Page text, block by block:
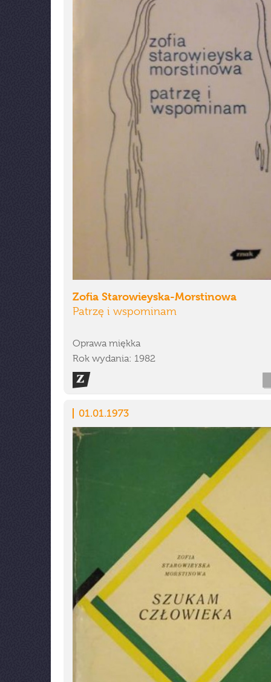
Zofia Starowieyska-Morstinowa
Patrzę i wspominam
Oprawa miękka
Rok wydania: 1982
01.01.1973